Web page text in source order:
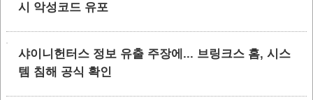
시 악성코드 유포
샤이니헌터스 정보 유출 주장에... 브링크스 홈, 시스
템 침해 공식 확인